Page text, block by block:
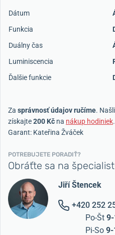
Dátum
Funkcia
Duálny čas
Luminiscencia
Ďalšie funkcie
Za správnosť údajov ručíme.
získajte200 Kč na nákup hodiniek.
Garant: Kateřina Žváček
POTREBUJETE PORADIŤ?
Obráťte sa na
Jiří Štencek
+420 252
Po-Št
Pi-So 9-